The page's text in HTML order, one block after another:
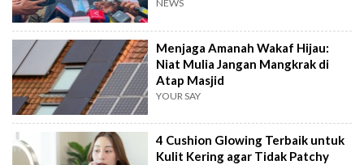
September
NEWS
Menjaga Amanah Wakaf Hijau:
Niat Mulia Jangan Mangkrak di
Atap Masjid
YOUR SAY
4 Cushion Glowing Terbaik untuk
Kulit Kering agar Tidak Patchy